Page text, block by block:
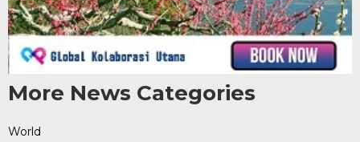
More News Categories
World